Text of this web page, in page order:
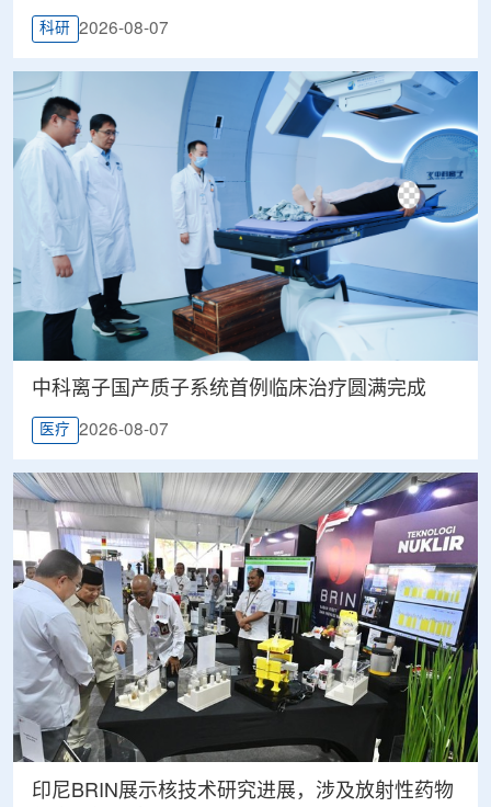
科研 2026-08-07
中科离子国产质子系统首例临床治疗圆满完成
医疗 2026-08-07
印尼BRIN展示核技术研究进展，涉及放射性药物